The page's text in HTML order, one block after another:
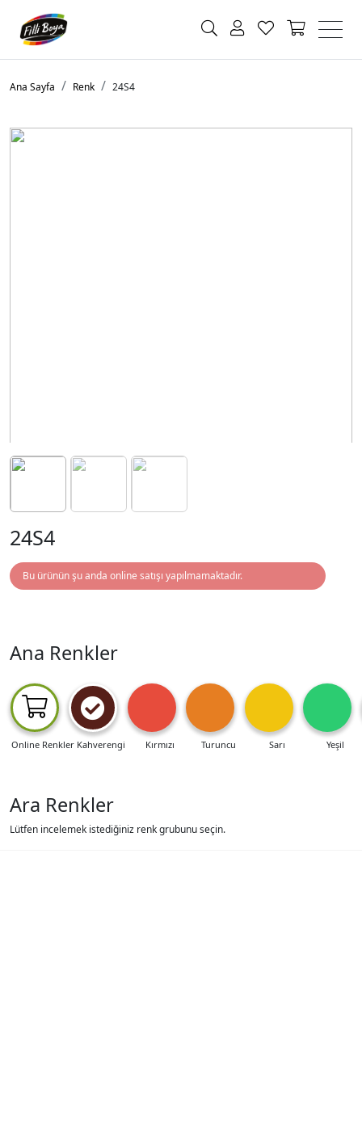
Ana Sayfa Renk 24S4
24S4
Bu ürünün şu anda online satışı yapılmamaktadır.
Ana Renkler
Online Renkler Kahverengi Kırmızı Turuncu Sarı Yeşil
Ara Renkler
Lütfen incelemek istediğiniz renk grubunu seçin.